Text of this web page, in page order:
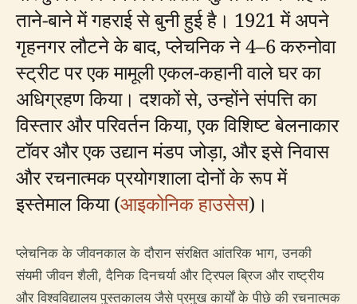
ताने-बाने में गहराई से बुनी हुई है। 1921 में अपने
गृहनगर लौटने के बाद, प्लेचनिक ने 4–6 करुनोवा
स्ट्रीट पर एक मामूली एकल-कहानी वाले घर का
अधिग्रहण किया। दशकों से, उन्होंने संपत्ति का
विस्तार और परिवर्तन किया, एक विशिष्ट बेलनाकार
टॉवर और एक उद्यान मंडप जोड़ा, और इसे निवास
और रचनात्मक प्रयोगशाला दोनों के रूप में
इस्तेमाल किया (आइकोनिक हाउसेस)।
प्लेचनिक के जीवनकाल के दौरान संरक्षित आंतरिक भाग, उनकी
संयमी जीवन शैली, दैनिक दिनचर्या और ट्रिपल ब्रिज और राष्ट्रीय
और विश्वविद्यालय पुस्तकालय जैसे प्रमुख कार्यों के पीछे की रचनात्मक